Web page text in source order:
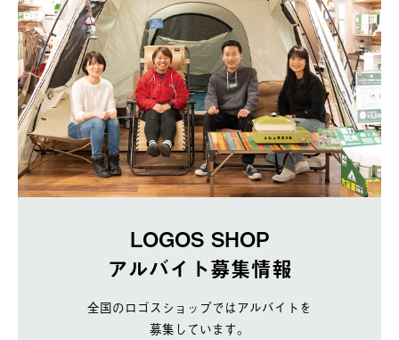
LOGOS SHOP
アルバイト募集情報
全国のロゴスショップではアルバイトを
募集しています。